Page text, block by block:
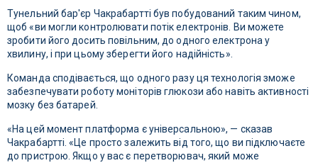
Тунельний бар'єр Чакрабартті був побудований таким чином,
щоб «ви могли контролювати потік електронів. Ви можете
зробити його досить повільним, до одного електрона у
хвилину, і при цьому зберегти його надійність».
Команда сподівається, що одного разу ця технологія зможе
забезпечувати роботу моніторів глюкози або навіть активності
мозку без батарей.
«На цей момент платформа є універсальною», — сказав
Чакрабартті. «Це просто залежить від того, що ви підключаєте
до пристрою. Якщо у вас є перетворювач, який може